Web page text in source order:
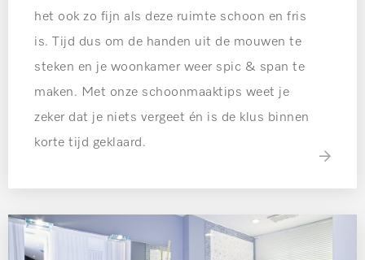
het ook zo fijn als deze ruimte schoon en fris
is. Tijd dus om de handen uit de mouwen te
steken en je woonkamer weer spic & span te
maken. Met onze schoonmaaktips weet je
zeker dat je niets vergeet én is de klus binnen
korte tijd geklaard.